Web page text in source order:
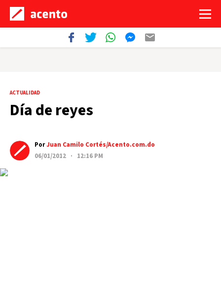
ACTUALIDAD
Día de reyes
PorJuan Camilo Cortés/Acento.com.do
06/01/2012 · 12:16 PM